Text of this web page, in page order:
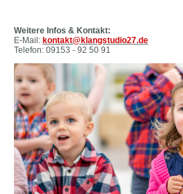
Weitere Infos & Kontakt:
E-Mail: kontakt@klangstudio27.de
Telefon: 09153 - 92 50 91